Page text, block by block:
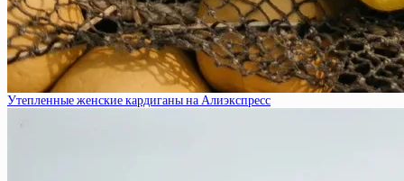
Утепленные женские кардиганы на Алиэкспресс